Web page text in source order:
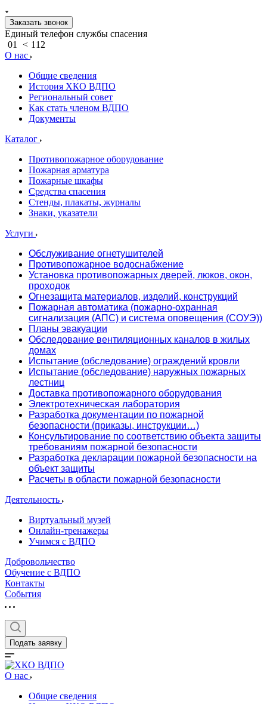
Заказать звонок
Единый телефон службы спасения
01
< 112
О нас
Общие сведения
История ХКО ВДПО
Региональный совет
Как стать членом ВДПО
Документы
Каталог
Противопожарное оборудование
Пожарная арматура
Пожарные шкафы
Средства спасения
Стенды, плакаты, журналы
Знаки, указатели
Услуги
Обслуживание огнетушителей
Противопожарное водоснабжение
Установка противопожарных дверей, люков, окон,
проходок
Огнезащита материалов, изделий, конструкций
Пожарная автоматика (пожарно-охранная
сигнализация (АПС) и система оповещения (СОУЭ))
Планы эвакуации
Обследование вентиляционных каналов в жилых
домах
Испытание (обследование) ограждений кровли
Испытание (обследование) наружных пожарных
лестниц
Доставка противопожарного оборудования
Электротехническая лаборатория
Разработка документации по пожарной
безопасности (приказы, инструкции…)
Консультирование по соответствию объекта защиты
требованиям пожарной безопасности
Разработка декларации пожарной безопасности на
объект защиты
Расчеты в области пожарной безопасности
Деятельность
Виртуальный музей
Онлайн-тренажеры
Учимся с ВДПО
Добровольчество
Обучение с ВДПО
Контакты
События
Подать заявку
О нас
Общие сведения